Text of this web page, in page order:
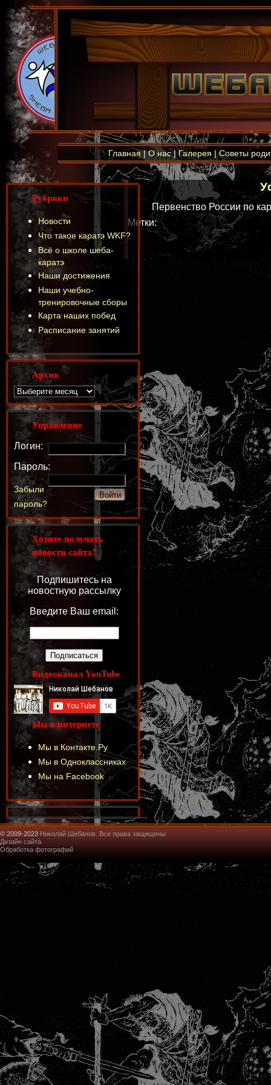
Главная|О нас|Галерея|Советы
Первенство России по
Метки:
Рубрики
Новости
Что такое каратэ WKF?
Всё о школе шеба-
каратэ
Наши достижения
Наши учебно-
тренировочные сборы
Карта наших побед
Расписание занятий
Архив
Управление
Логин:
Пароль:
Забыли
пароль?
Хотите получать
новости сайта?
Подпишитесь на
новостную рассылку
Введите Ваш email:
Видеоканал YouTube
Мы в интернете
Мы в Контакте.Ру
Мы в Одноклассниках
Мы на Facebook
© 2009-2023 Николай Шебанов. Все права защищены
Дизайн сайта
Обработка фотографий